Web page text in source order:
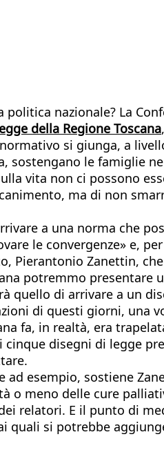
nazionale? La
della Regione Toscana
si giunga, a
sostengano le famiglie
vita non ci possono
ma di non
a una norma che
le convergenze» e,
Pierantonio Zanettin,
potremmo presentare
quello di arrivare a un
di questi giorni, una
fa, in realtà, era
disegni di legge
esempio, sostiene
o meno delle cure
relatori. E il punto di
si potrebbe